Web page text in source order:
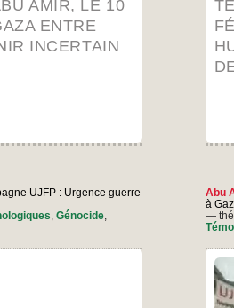
AMIR, LE 10
ENTRE
INCERTAIN
UJFP : Urgence guerre
Génocide,
d’un atelier de soutien
qualité relationnelle et
Abu
à
—